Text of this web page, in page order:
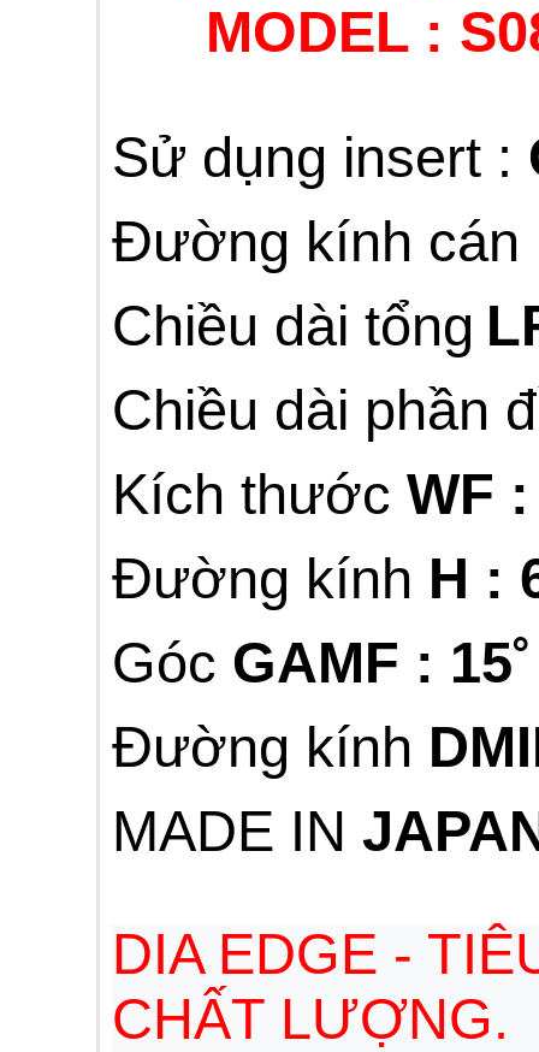
MODEL :
Sử dụng insert :
Đường kính cán
Chiều dài tổng
Chiều dài phần
Kích thước WF
Đường kính H :
Góc GAMF : 15˚
Đường kính
MADE IN
DIA EDGE -
CHẤT LƯỢNG.